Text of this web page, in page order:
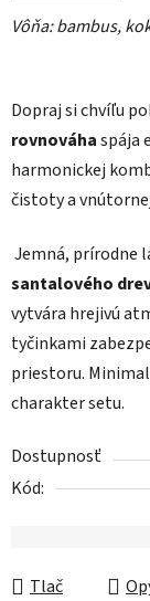
Vôňa: bambus,
Dopraj si chvíľu
rovnováhaspája
harmonickej
čistoty a
Jemná, prírodne
santalového
vytvára hrejivú
tyčinkami
priestoru.
charakter setu.
Dostupnosť
Kód:
Tlač